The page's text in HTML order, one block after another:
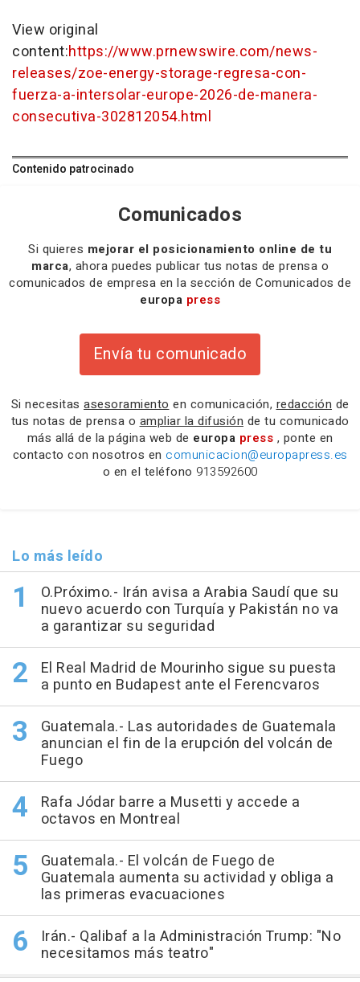
View original
content:https://www.prnewswire.com/news-
releases/zoe-energy-storage-regresa-con-
fuerza-a-intersolar-europe-2026-de-manera-
consecutiva-302812054.html
Contenido patrocinado
Comunicados
Si quieres mejorar el posicionamiento online de tu
marca, ahora puedes publicar tus notas de prensa o
comunicados de empresa en la sección de Comunicados de
europa press
Envía tu comunicado
Si necesitas asesoramiento en comunicación, redacción de
tus notas de prensa o ampliar la difusión de tu comunicado
más allá de la página web de europa press , ponte en
contacto con nosotros en comunicacion@europapress.es
o en el teléfono 913592600
Lo más leído
O.Próximo.- Irán avisa a Arabia Saudí que su
nuevo acuerdo con Turquía y Pakistán no va
a garantizar su seguridad
El Real Madrid de Mourinho sigue su puesta
a punto en Budapest ante el Ferencvaros
Guatemala.- Las autoridades de Guatemala
anuncian el fin de la erupción del volcán de
Fuego
Rafa Jódar barre a Musetti y accede a
octavos en Montreal
Guatemala.- El volcán de Fuego de
Guatemala aumenta su actividad y obliga a
las primeras evacuaciones
Irán.- Qalibaf a la Administración Trump: "No
necesitamos más teatro"